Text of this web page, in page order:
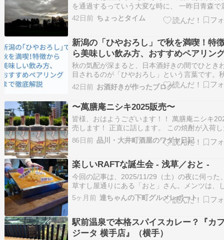
を通過するっていう大変な時に、 一昨日青森で
強、昨夜山梨で震度6弱と相次いで大地震発生
が最小限であることを祈ります。 一瞬だけ朝日
水溜まりができていた。 北アル…
42日前 ちょっとタイム
新潟の「ひやおろし」で秋を満喫！特
ら美味しい飲み方、おすすめペアリン
で徹底解説
秋の気配が深まると、日本酒好きの間でひとき
目されるのが「ひやおろし」という言葉です。
訪れを告げるこの特別な日本酒は、実は日本酒
季を楽しむ上で欠かせない風物詩の一つ。中で
酒どころとして名高い「新潟のひやおろし」は
の洗練された味わいと奥深さから、多くのファ
虜…
42日前 お酒好きが作ったブログ
〜萬膳庵ニシキ2025販売〜
皆様、おはようございます！！ 萬膳庵ニシキ
売します！ 正直に話します。 この焼酎が入荷
は今年に入ってから。 しかし、入荷量が非常に
く、そして何より興味アリアリの1本だったの
（笑） 皆様、満を持してご案内致しま…
86日前 品川・大井町酒屋のワダヤ日記
楽しいRAFTな誕生会 - 浅草／おと -
今回の記事は、2025/11/29（土）の夜に伺った
草すし屋通りにある「おと」さん。メンツは、
ちゃん、チャンメグ、Myya、IREちゃん、その
分を含めたRAFTの常連さん達総勢約20名くら
屋通りにある和食屋さん「浅…
5ヶ月前 達ちゃんの下町グルメレポート
駅前温泉で本格スパイスカレー？『カ
ジータ 横手店』（横手）